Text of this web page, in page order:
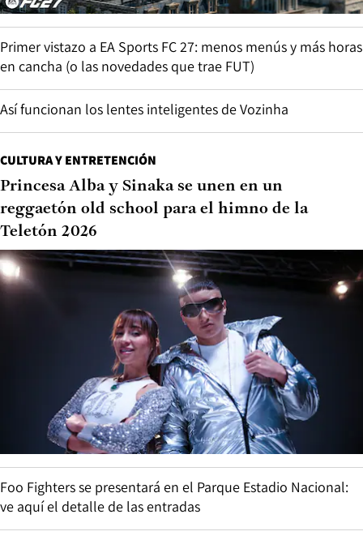
Primer vistazo a EA Sports FC 27: menos menús y más horas
en cancha (o las novedades que trae FUT)
Así funcionan los lentes inteligentes de Vozinha
CULTURA Y ENTRETENCIÓN
Princesa Alba y Sinaka se unen en un
reggaetón old school para el himno de la
Teletón 2026
Foo Fighters se presentará en el Parque Estadio Nacional:
ve aquí el detalle de las entradas